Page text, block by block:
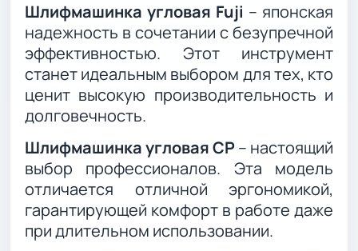
Шлифмашинка угловая Fuji – японская
надежность в сочетании с безупречной
эффективностью. Этот инструмент
станет идеальным выбором для тех, кто
ценит высокую производительность и
долговечность.
Шлифмашинка угловая CP– настоящий
выбор профессионалов. Эта модель
отличается отличной эргономикой,
гарантирующей комфорт в работе даже
при длительном использовании.